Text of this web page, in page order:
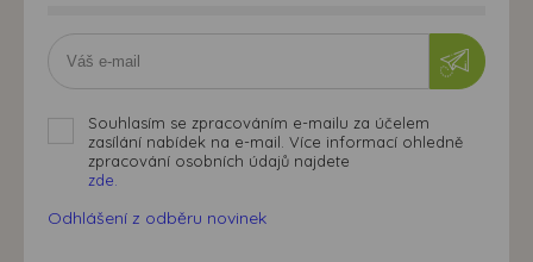
Souhlasím se zpracováním e-mailu za účelem
zasílání nabídek na e-mail. Více informací ohledně
zpracování osobních údajů najdete
zde.
Odhlášení z odběru novinek